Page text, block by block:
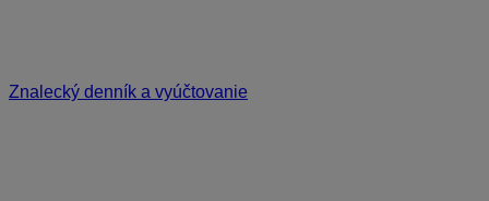
Znalecký denník a vyúčtovanie